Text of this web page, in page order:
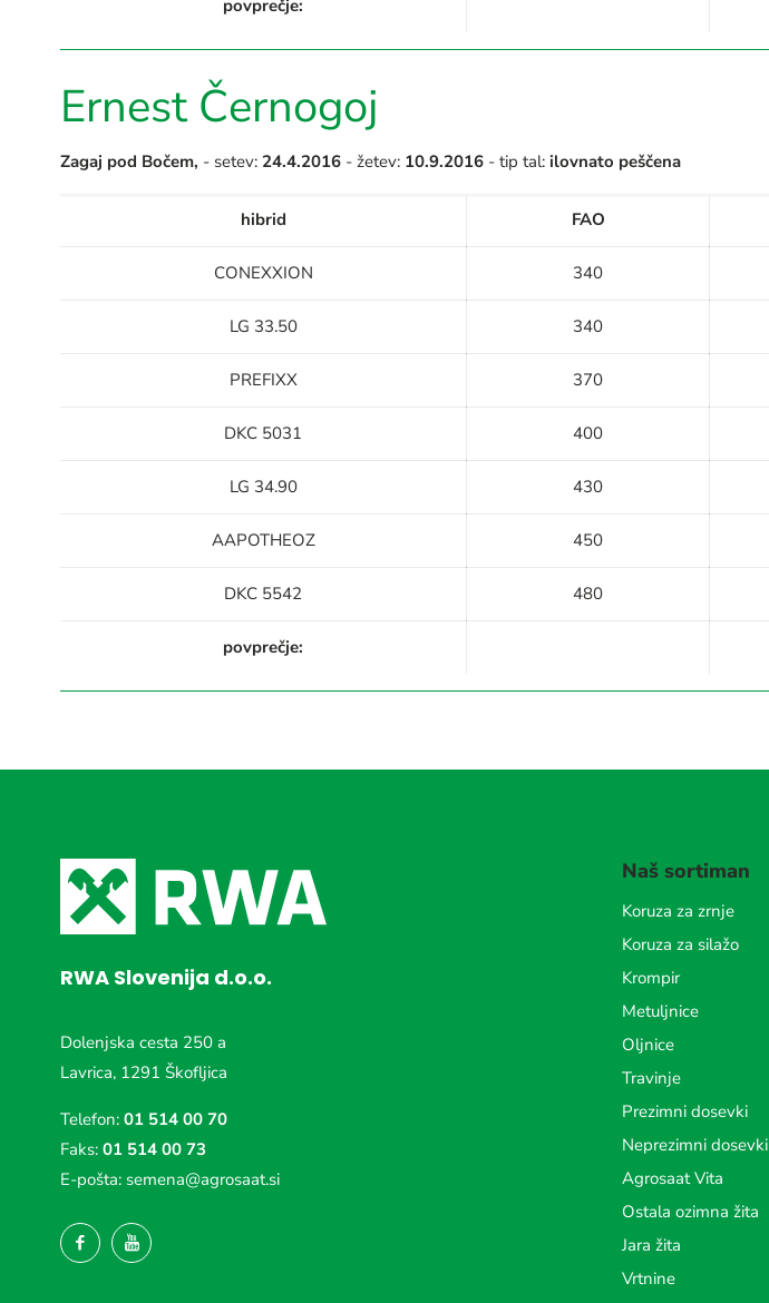
povprečje:
Ernest Černogoj
Zagaj pod Bočem, - setev: 24.4.2016 - žetev: 10.9.2016 - tip tal: ilovnato peščena
hibrid FAO
CONEXXION 340
LG 33.50 340
PREFIXX 370
DKC 5031 400
LG 34.90 430
AAPOTHEOZ 450
DKC 5542 480
povprečje:
RWA Slovenija d.o.o.
Dolenjska cesta 250 a
Lavrica, 1291 Škofljica
Telefon: 01 514 00 70
Faks: 01 514 00 73
E-pošta: semena@agrosaat.si
Naš sortiman
Koruza za zrnje
Koruza za silažo
Krompir
Metuljnice
Oljnice
Travinje
Prezimni dosevki
Neprezimni dosevki
Agrosaat Vita
Ostala ozimna žita
Jara žita
Vrtnine